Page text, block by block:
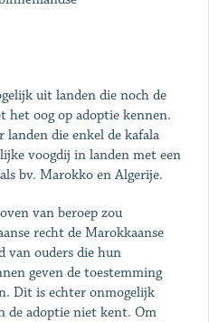
uit landen die noch de
het oog op adoptie kennen.
die enkel de kafala
voogdij in landen met een
bv. Marokko en Algerije.
van beroep zou
recht de Marokkaanse
van ouders die hun
geven de toestemming
Dit is echter onmogelijk
de adoptie niet kent. Om